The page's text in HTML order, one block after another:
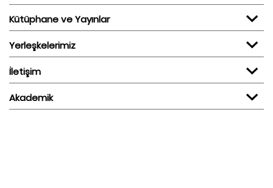
Kütüphane ve Yayınlar
Yerleşkelerimiz
İletişim
Akademik